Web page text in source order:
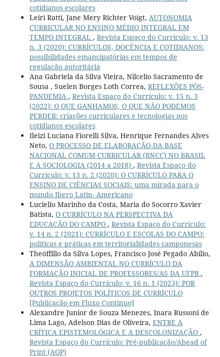
cotidianos escolares
Leiri Ratti, Jane Mery Richter Voigt, AUTONOMIA
CURRICULAR NO ENSINO MÉDIO INTEGRAL EM
TEMPO INTEGRAL , Revista Espaço do Currículo: v. 13
n. 3 (2020): CURRÍCULOS, DOCÊNCIA E COTIDIANOS:
possibilidades emancipatórias em tempos de
regulação autoritária
Ana Gabriela da Silva Vieira, Nilcelio Sacramento de
Sousa , Suelen Borges Loth Correa, REFLEXÕES PÓS-
PANDEMIA , Revista Espaço do Currículo: v. 15 n. 3
(2022): O QUE GANHAMOS, O QUE NÃO PODEMOS
PERDER: criações curriculares e tecnologias nos
cotidianos escolares
Ileizi Luciana Fiorelli Silva, Henrique Fernandes Alves
Neto, O PROCESSO DE ELABORAÇÃO DA BASE
NACIONAL COMUM CURRICULAR (BNCC) NO BRASIL
E A SOCIOLOGIA (2014 a 2018) , Revista Espaço do
Currículo: v. 13 n. 2 (2020): O CURRÍCULO PARA O
ENSINO DE CIÊNCIAS SOCIAIS: uma mirada para o
mundo Ibero Latin- Americano
Lucielio Marinho da Costa, Maria do Socorro Xavier
Batista, O CURRÍCULO NA PERSPECTIVA DA
EDUCAÇÃO DO CAMPO , Revista Espaço do Currículo:
v. 14 n. 2 (2021): CURRÍCULO E ESCOLAS DO CAMPO:
políticas e práticas em territorialidades camponesas
Theóffillo da Silva Lopes, Francisco José Pegado Abílio,
A DIMENSÃO AMBIENTAL NO CURRÍCULO DA
FORMAÇÃO INICIAL DE PROFESSORES/AS DA UFPB ,
Revista Espaço do Currículo: v. 16 n. 1 (2023): POR
OUTROS PROJETOS POLÍTICOS DE CURRÍCULO
[Publicação em Fluxo Contínuo]
Alexandre Junior de Souza Menezes, Inara Russoni de
Lima Lago, Adelson Dias de Oliveira, ENTRE A
CRÍTICA EPISTEMOLÓGICA E A DESCOLONIZAÇÃO ,
Revista Espaço do Currículo: Pré-publicação/Ahead of
Print (AOP)